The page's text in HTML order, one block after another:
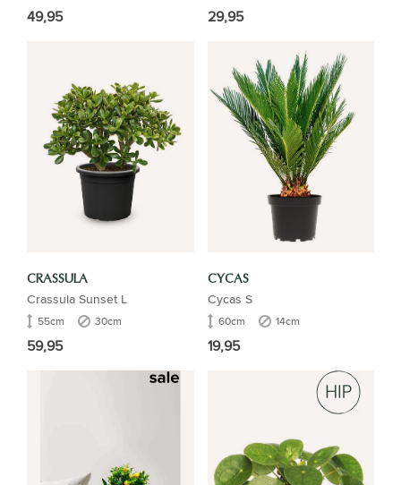
49,95 29,95
CRASSULA
Crassula Sunset L
55cm 30cm
59,95
CYCAS
Cycas S
60cm 14cm
19,95